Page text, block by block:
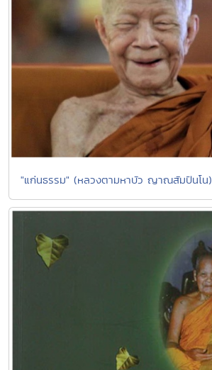
"แก่นธรรม" (หลวงตามหาบัว ญาณสัมปันโน)